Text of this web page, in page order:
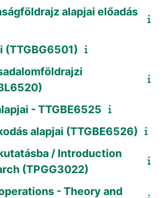
alapjai előadás
(TTGBG6501)
- TTGBE6525
alapjai (TTGBE6526)
/ Introduction
(TPGG3022)
- Theory and